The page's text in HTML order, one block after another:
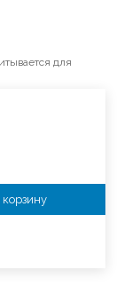
для
корзину